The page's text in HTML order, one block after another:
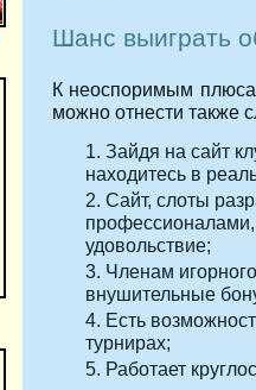
Шанс выиграть
К неоспоримым
можно отнести также
Зайдя на сайт
находитесь в
Сайт, слоты
профессионалами,
удовольствие;
Членам
внушительные
Есть
турнирах;
Работает